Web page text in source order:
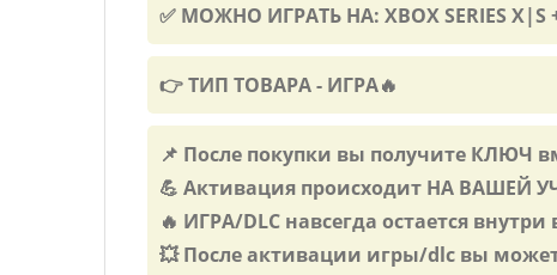
✅ МОЖНО ИГРАТЬ НА: XBOX SERIES X|S
👉 ТИП ТОВАРА - ИГРА🔥
📌 После покупки вы получите КЛЮЧ
💪 Активация происходит НА ВАШЕЙ
🔥 ИГРА/DLC навсегда остается
💥 После активации игры/dlc вы